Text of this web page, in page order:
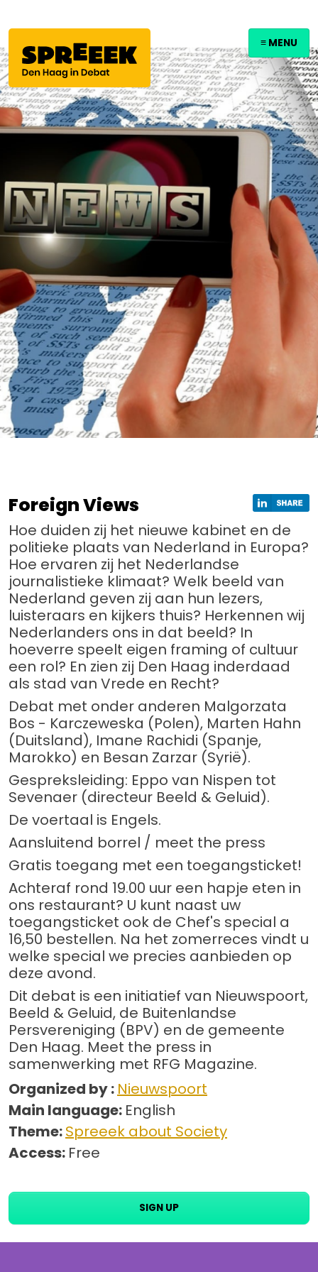
≡ MENU
Foreign Views
Hoe duiden zij het nieuwe kabinet en de
politieke plaats van Nederland in Europa?
Hoe ervaren zij het Nederlandse
journalistieke klimaat? Welk beeld van
Nederland geven zij aan hun lezers,
luisteraars en kijkers thuis? Herkennen wij
Nederlanders ons in dat beeld? In
hoeverre speelt eigen framing of cultuur
een rol? En zien zij Den Haag inderdaad
als stad van Vrede en Recht?
Debat met onder anderen Malgorzata
Bos - Karczeweska (Polen), Marten Hahn
(Duitsland), Imane Rachidi (Spanje,
Marokko) en Besan Zarzar (Syrië).
Gespreksleiding: Eppo van Nispen tot
Sevenaer (directeur Beeld & Geluid).
De voertaal is Engels.
Aansluitend borrel / meet the press
Gratis toegang met een toegangsticket!
Achteraf rond 19.00 uur een hapje eten in
ons restaurant? U kunt naast uw
toegangsticket ook de Chef's special a
16,50 bestellen. Na het zomerreces vindt u
welke special we precies aanbieden op
deze avond.
Dit debat is een initiatief van Nieuwspoort,
Beeld & Geluid, de Buitenlandse
Persvereniging (BPV) en de gemeente
Den Haag. Meet the press in
samenwerking met RFG Magazine.
Organized by : Nieuwspoort
Main language: English
Theme:Spreeek about Society
Access: Free
SIGN UP